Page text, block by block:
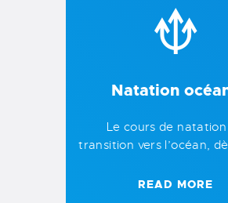
Natation
Le cours de
transition vers l’océan,
READ MORE